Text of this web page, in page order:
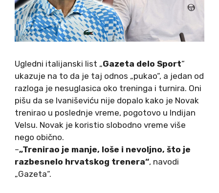
Ugledni italijanski list „Gazeta delo Sport“
ukazuje na to da je taj odnos „pukao“, a jedan od
razloga je nesuglasica oko treninga i turnira. Oni
pišu da se Ivaniševiću nije dopalo kako je Novak
trenirao u poslednje vreme, pogotovo u Indijan
Velsu. Novak je koristio slobodno vreme više
nego obično.
–„Trenirao je manje, loše i nevoljno, što je
razbesnelo hrvatskog trenera“, navodi
„Gazeta“.